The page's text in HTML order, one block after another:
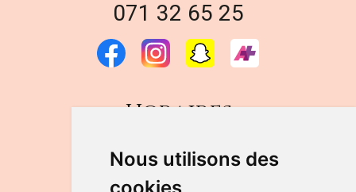
Nous utilisons des
071 32 65 25
Horaires
DU LUNDI AU VENDREDI
de 9h à 12h30 et de 14h à 18h